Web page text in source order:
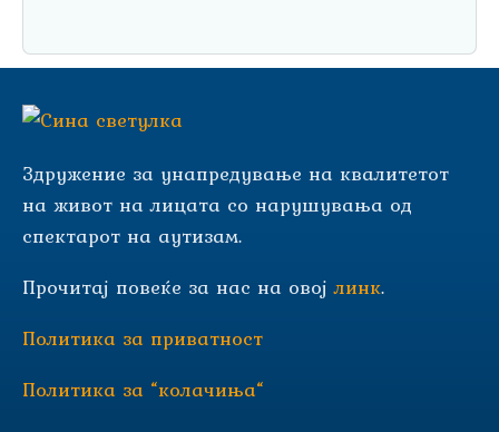
Здружение за унапредување на квалитетот
на живот на лицата со нарушувања од
спектарот на аутизам.
Прочитај повеќе за нас на овојлинк.
Политика за приватност
Политика за “колачиња“